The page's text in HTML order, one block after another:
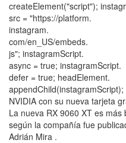
createElement("script");
src = "https://platform.
instagram.
com/en_US/embeds.
js"; instagramScript.
async = true; instagramScript.
defer = true; headElement.
NVIDIA con su nueva tarjeta
La nueva RX 9060 XT es
según la compañía fue
Adrián Mira .